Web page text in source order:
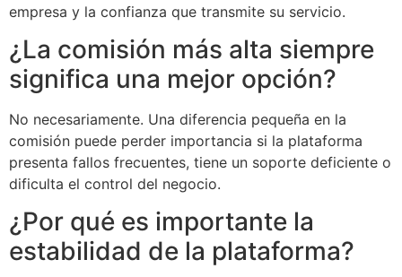
empresa y la confianza que transmite su servicio.
¿La comisión más alta siempre
significa una mejor opción?
No necesariamente. Una diferencia pequeña en la
comisión puede perder importancia si la plataforma
presenta fallos frecuentes, tiene un soporte deficiente o
dificulta el control del negocio.
¿Por qué es importante la
estabilidad de la plataforma?